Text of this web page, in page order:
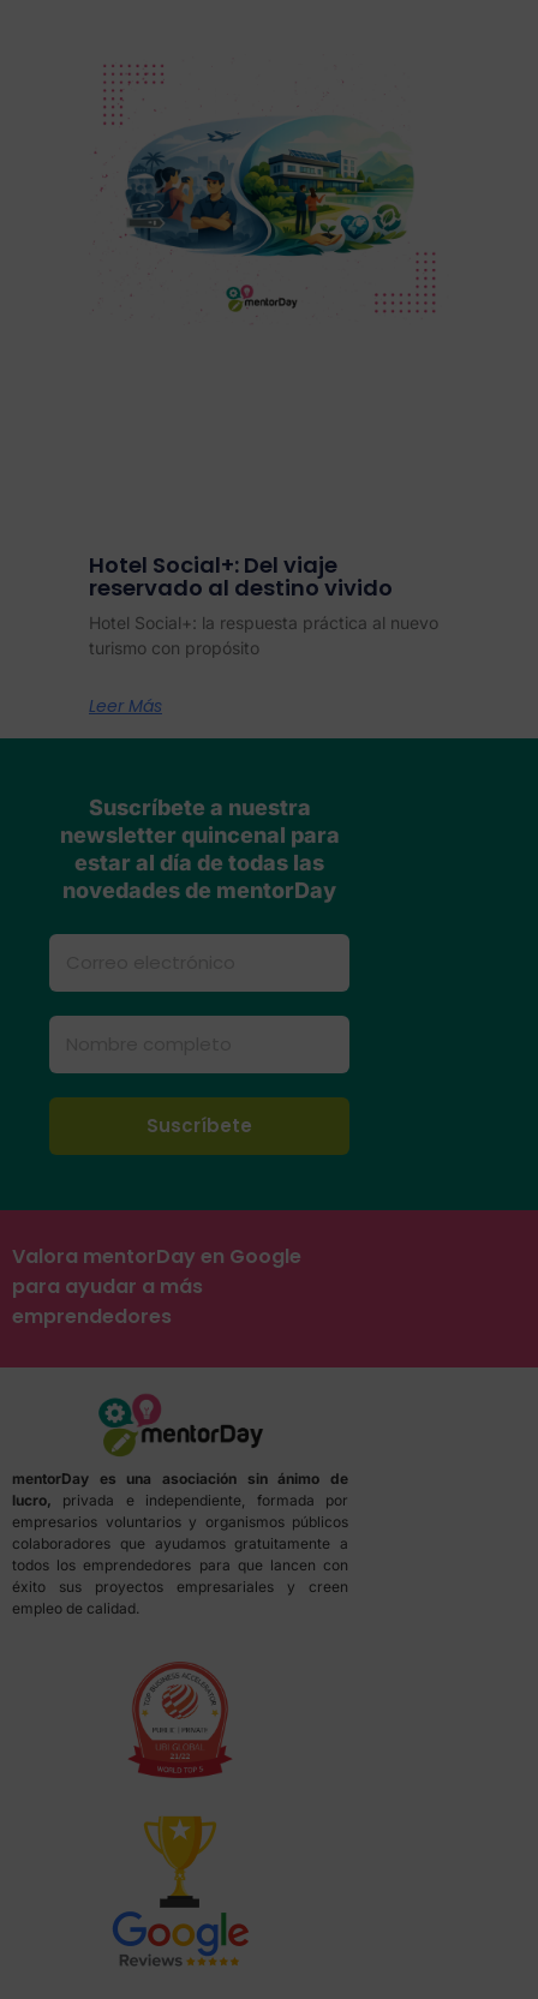
Hotel Social+: Del viaje
reservado al destino vivido
Hotel Social+: la respuesta práctica al nuevo
turismo con propósito
Leer Más
Suscríbete a nuestra
newsletter quincenal para
estar al día de todas las
novedades de mentorDay
Valora mentorDay en Google
para ayudar a más
emprendedores
mentorDay es una asociación sin ánimo de
lucro, privada e independiente, formada por
empresarios voluntarios y organismos públicos
colaboradores que ayudamos gratuitamente a
todos los emprendedores para que lancen con
éxito sus proyectos empresariales y creen
empleo de calidad.